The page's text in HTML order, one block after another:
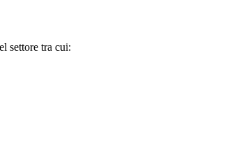
settore tra cui: